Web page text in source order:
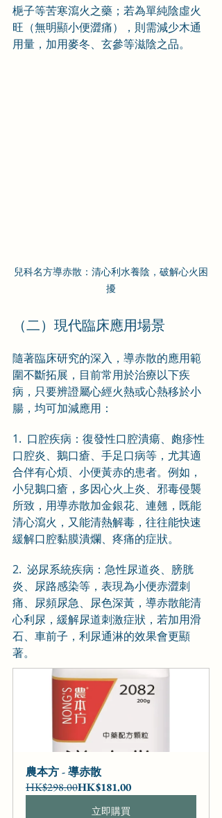
梔子等苦寒瀉火之藥；若為單純陰虛火
旺（無明顯小便澀痛），則需減少木通
用量，加用麥冬、玄參等滋陰之品。
兒科名方導赤散：清心利水養陰，破解心火困
擾
（二）現代臨床應用場景
隨著臨床研究的深入，導赤散的應用範
圍不斷拓展，目前常用於治療以下疾
病，只要辨證屬心經火熱或心熱移於小
腸，均可加減應用：
1.  口腔疾病：復發性口腔潰瘍、皰疹性
口腔炎、鵝口瘡、手足口病等，尤其適
合伴有心煩、小便黃赤的患者。例如，
小兒鵝口瘡，多因心火上炎、邪毒侵襲
所致，用導赤散加金銀花、連翹，既能
清心瀉火，又能清熱解毒，往往能快速
緩解口腔黏膜潰爛、疼痛的症狀。
2.  泌尿系統疾病：急性尿道炎、膀胱
炎、尿路感染等，表現為小便赤澀刺
痛、尿頻尿急、尿色深黃，導赤散能清
心利尿，緩解尿道刺激症狀，若加用滑
石、車前子，利尿通淋的效果會更顯
著。
農本方 - 導赤散
HK$298.00HK$181.00
立即購買